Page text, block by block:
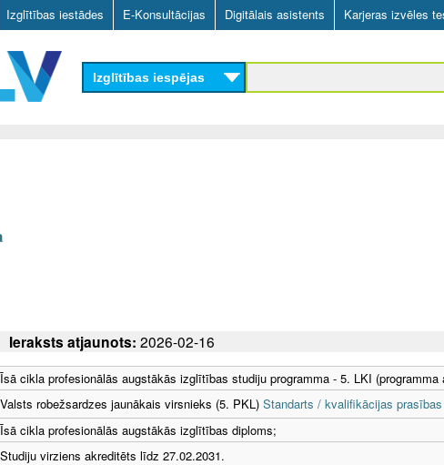
Skip
to
main
content
Izglītības iestādes E-Konsultācijas Digitālais asistents Karjeras izvēles
Izglītības iespējas
Ieraksts atjaunots: 2026-02-16
Īsā cikla profesionālās augstākās izglītības studiju programma - 5. LKI (programma
Valsts robežsardzes jaunākais virsnieks (5. PKL) Standarts / kvalifikācijas prasības
Īsā cikla profesionālās augstākās izglītības diploms;
Studiju virziens akreditēts līdz 27.02.2031.